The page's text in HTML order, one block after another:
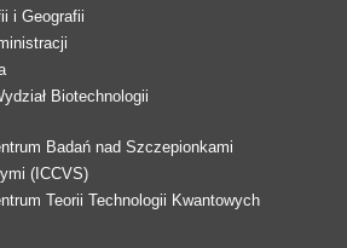
i Geografii
Biotechnologii
Badań nad Szczepionkami
(ICCVS)
Teorii Technologii Kwantowych